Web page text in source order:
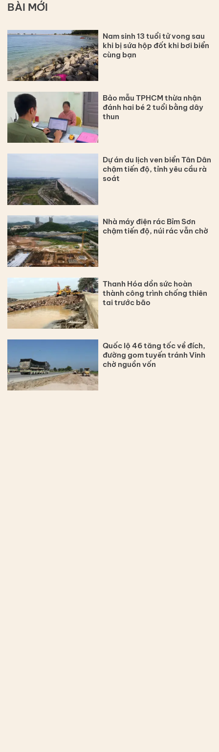
BÀI MỚI
Nam sinh 13 tuổi tử vong sau
khi bị sứa hộp đốt khi bơi biển
cùng bạn
Bảo mẫu TPHCM thừa nhận
đánh hai bé 2 tuổi bằng dây
thun
Dự án du lịch ven biển Tân Dân
chậm tiến độ, tỉnh yêu cầu rà
soát
Nhà máy điện rác Bỉm Sơn
chậm tiến độ, núi rác vẫn chờ
Thanh Hóa dồn sức hoàn
thành công trình chống thiên
tai trước bão
Quốc lộ 46 tăng tốc về đích,
đường gom tuyến tránh Vinh
chờ nguồn vốn